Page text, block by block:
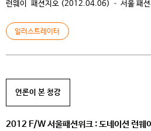
런웨이 패션지오 (2012.04.06) – 서울 패션
청강문화산업대학교 모델학과 1학년에 재학
화재로 인해 집안이 어려워진 환경에서도 청강
일러스트레이터
언론이 본 청강
2012 F/W 서울패션위크 : 도네이션 런웨이